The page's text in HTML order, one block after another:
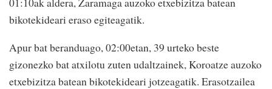
bikotekideari eraso egiteagatik.
Apur bat beranduago, 02:00etan, 39 urteko beste
gizonezko bat atxilotu zuten udaltzainek, Koroatze auzoko
etxebizitza batean bikotekideari jotzeagatik. Erasotzailea